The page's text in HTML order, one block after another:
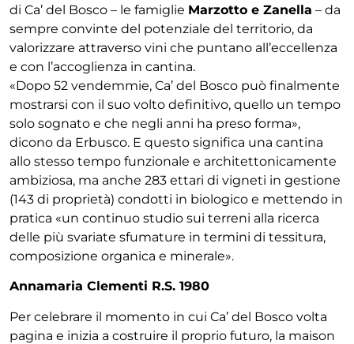
di Ca’ del Bosco – le famiglie Marzotto e Zanella – da
sempre convinte del potenziale del territorio, da
valorizzare attraverso vini che puntano all’eccellenza
e con l’accoglienza in cantina.
«Dopo 52 vendemmie, Ca’ del Bosco può finalmente
mostrarsi con il suo volto definitivo, quello un tempo
solo sognato e che negli anni ha preso forma»,
dicono da Erbusco. E questo significa una cantina
allo stesso tempo funzionale e architettonicamente
ambiziosa, ma anche 283 ettari di vigneti in gestione
(143 di proprietà) condotti in biologico e mettendo in
pratica «un continuo studio sui terreni alla ricerca
delle più svariate sfumature in termini di tessitura,
composizione organica e minerale».
Annamaria Clementi R.S. 1980
Per celebrare il momento in cui Ca’ del Bosco volta
pagina e inizia a costruire il proprio futuro, la maison